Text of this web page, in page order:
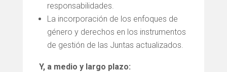
responsabilidades.
La incorporación de los enfoques de
género y derechos en los instrumentos
de gestión de las Juntas actualizados.
Y, a medio y largo plazo: